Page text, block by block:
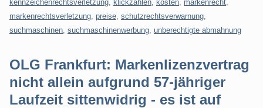
kennzeichenrechtsverletzung
klickzahlen kosten markenrecht
markenrechtsverletzung preise schutzrechtsverwarnung
suchmaschinen suchmaschinenwerbung unberechtigte abmahnung
OLG Frankfurt: Markenlizenzvertrag
nicht allein aufgrund 57-jähriger
Laufzeit sittenwidrig - es ist auf